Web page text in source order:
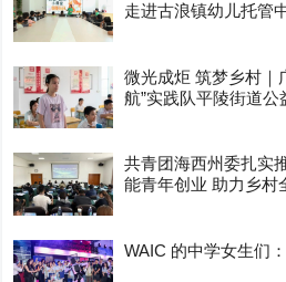
走进古浪镇幼儿托管
微光成炬 筑梦乡村｜
航”实践队平陵街道
共青团海西州委扎实
能青年创业 助力乡村
WAIC 的中学女生们